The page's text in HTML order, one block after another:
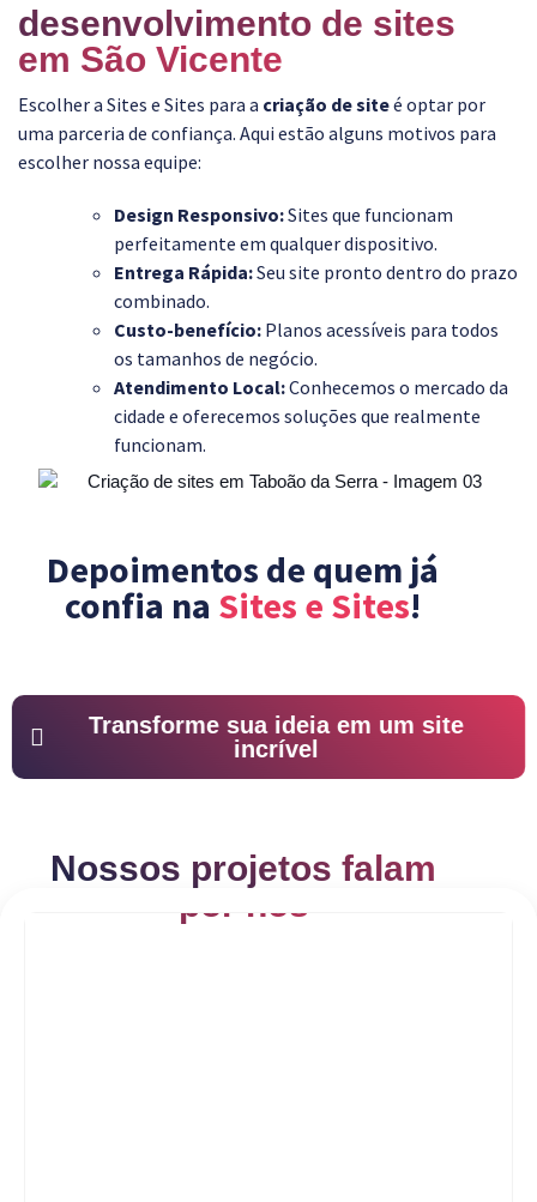
desenvolvimento de sites
em São Vicente
Escolher a Sites e Sites para a criação de siteé optar por
uma parceria de confiança. Aqui estão alguns motivos para
escolher nossa equipe:
Design Responsivo:Sites que funcionam
perfeitamente em qualquer dispositivo.
Entrega Rápida:Seu site pronto dentro do prazo
combinado.
Custo-benefício: Planos acessíveis para todos
os tamanhos de negócio.
Atendimento Local:Conhecemos o mercado da
cidade e oferecemos soluções que realmente
funcionam.
Depoimentos de quem já
confia na Sites e Sites!
Transforme sua ideia em um site
incrível
Nossos projetos falam
por nós